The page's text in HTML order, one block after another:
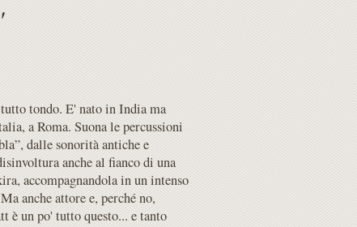
tondo. E' nato in India ma
a Roma. Suona le percussioni
dalle sonorità antiche e
anche al fianco di una
accompagnandola in un intenso
anche attore e, perché no,
è un po' tutto questo... e tanto